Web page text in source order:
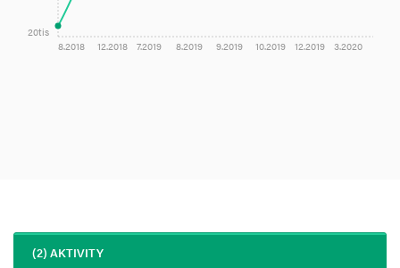
8.2018 12.2018 7.2019 8.2019 9.2019 10.2019 12.2019 3.2020
20tis
(2) AKTIVITY